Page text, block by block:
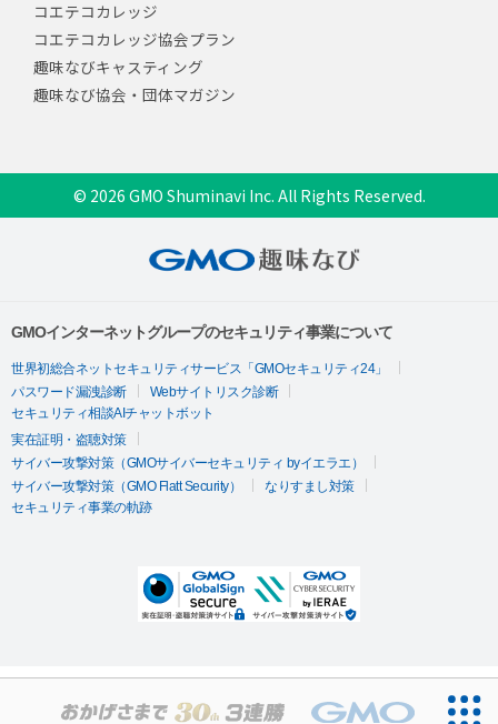
コエテコカレッジ
コエテコカレッジ協会プラン
趣味なびキャスティング
趣味なび協会・団体マガジン
© 2026 GMO Shuminavi Inc. All Rights Reserved.